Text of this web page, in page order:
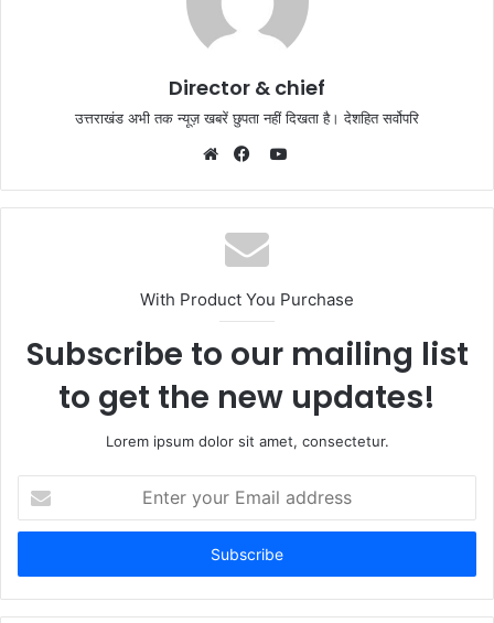
Director & chief
उत्तराखंड अभी तक न्यूज़ खबरें छुपता नहीं दिखता है। देशहित सर्वोपरि
YouTube
With Product You Purchase
Subscribe to our mailing list
to get the new updates!
Lorem ipsum dolor sit amet, consectetur.
your
Email